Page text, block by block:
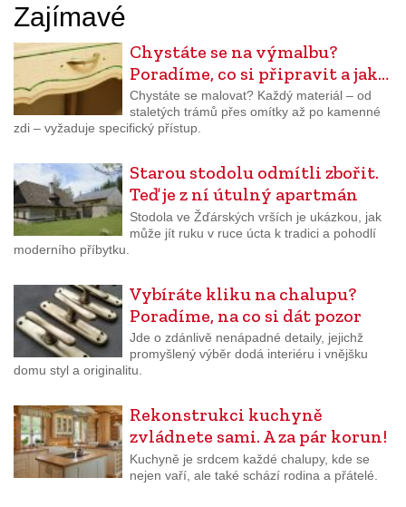
Zajímavé
Chystáte se na výmalbu?
Poradíme, co si připravit a jak…
Chystáte se malovat? Každý materiál – od
staletých trámů přes omítky až po kamenné
zdi – vyžaduje specifický přístup.
Starou stodolu odmítli zbořit.
Teď je z ní útulný apartmán
Stodola ve Žďárských vrších je ukázkou, jak
může jít ruku v ruce úcta k tradici a pohodlí
moderního příbytku.
Vybíráte kliku na chalupu?
Poradíme, na co si dát pozor
Jde o zdánlivě nenápadné detaily, jejichž
promyšlený výběr dodá interiéru i vnějšku
domu styl a originalitu.
Rekonstrukci kuchyně
zvládnete sami. A za pár korun!
Kuchyně je srdcem každé chalupy, kde se
nejen vaří, ale také schází rodina a přátelé.